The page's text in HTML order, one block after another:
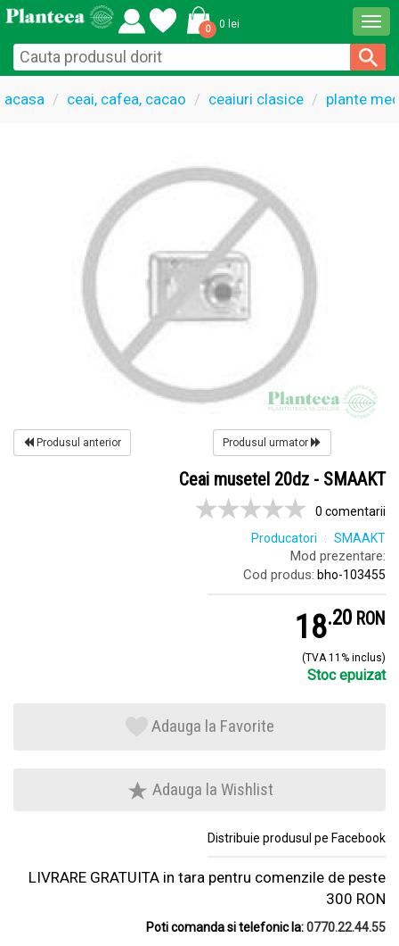
0 0 lei
acasa ceai, cafea, cacao ceaiuri clasice plante
Produsul anterior Produsul urmator
Ceai musetel 20dz - SMAAKT
0 comentarii
Producatori
SMAAKT
Mod prezentare:
Cod produs: bho-103455
18.2 RON
(TVA 11% inclus)
Stoc epuizat
Adauga la Favorite
Adauga la Wishlist
Distribuie produsul pe Facebook
LIVRARE GRATUITA in tara pentru comenzile de peste
300 RON
Poti comanda si telefonic la:0770.22.44.55